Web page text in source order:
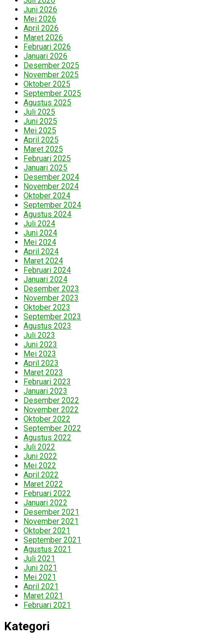
Juni 2026
Mei 2026
April 2026
Maret 2026
Februari 2026
Januari 2026
Desember 2025
November 2025
Oktober 2025
September 2025
Agustus 2025
Juli 2025
Juni 2025
Mei 2025
April 2025
Maret 2025
Februari 2025
Januari 2025
Desember 2024
November 2024
Oktober 2024
September 2024
Agustus 2024
Juli 2024
Juni 2024
Mei 2024
April 2024
Maret 2024
Februari 2024
Januari 2024
Desember 2023
November 2023
Oktober 2023
September 2023
Agustus 2023
Juli 2023
Juni 2023
Mei 2023
April 2023
Maret 2023
Februari 2023
Januari 2023
Desember 2022
November 2022
Oktober 2022
September 2022
Agustus 2022
Juli 2022
Juni 2022
Mei 2022
April 2022
Maret 2022
Februari 2022
Januari 2022
Desember 2021
November 2021
Oktober 2021
September 2021
Agustus 2021
Juli 2021
Juni 2021
Mei 2021
April 2021
Maret 2021
Februari 2021
Kategori